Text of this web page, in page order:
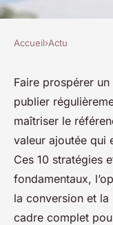
10
prospérer
Mila• 30 septembre
Accueil›Actu
Faire prospérer
publier
maîtriser le
valeur ajoutée qui
Ces 10 stratégies
fondamentaux,
la conversion et
cadre complet